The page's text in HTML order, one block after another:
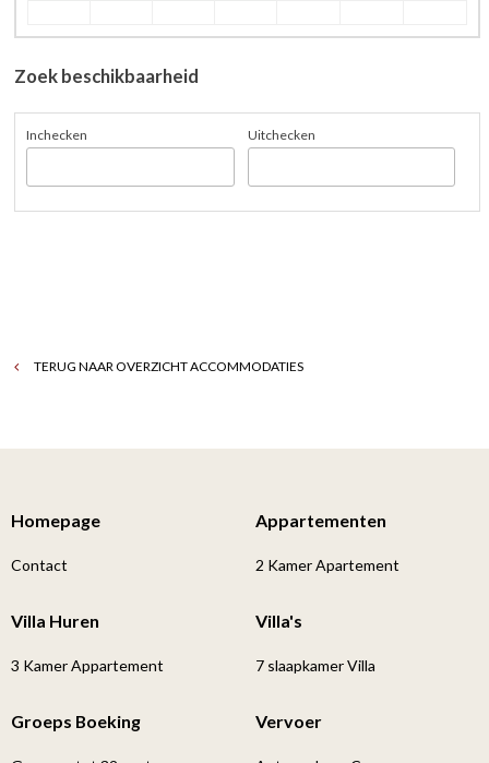
Zoek beschikbaarheid
Inchecken Uitchecken
TERUG NAAR OVERZICHT ACCOMMODATIES
Homepage
Contact
Appartementen
2 Kamer Apartement
Villa Huren
3 Kamer Appartement
Villa's
7 slaapkamer Villa
Groeps Boeking Vervoer